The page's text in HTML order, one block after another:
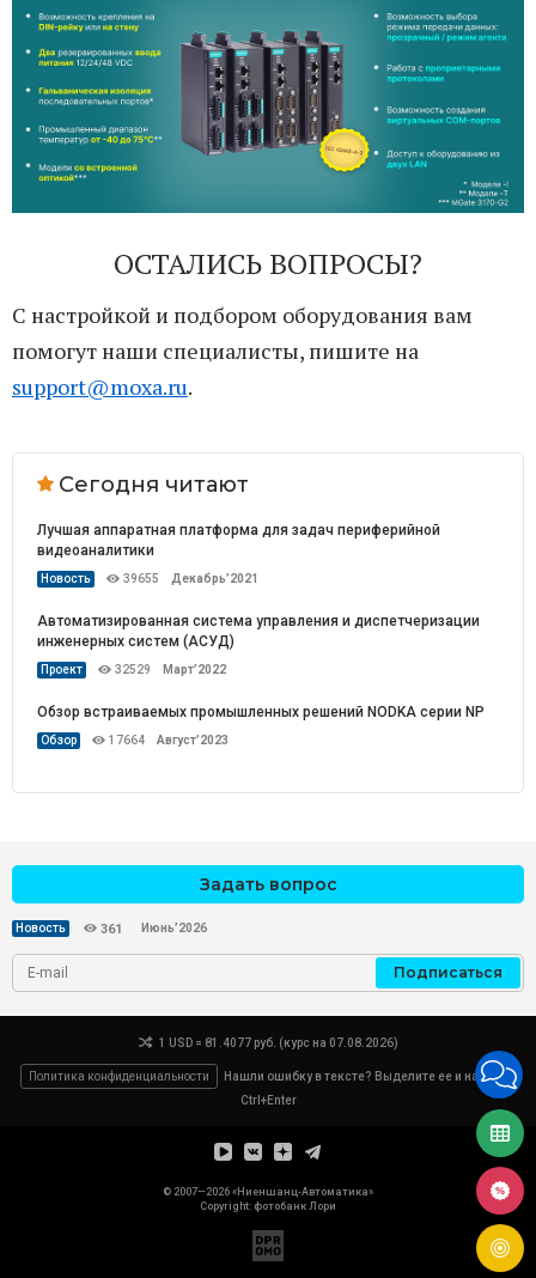
ОСТАЛИСЬ ВОПРОСЫ?
С настройкой и подбором оборудования вам
помогут наши специалисты, пишите на
support@moxa.ru.
Сегодня читают
Лучшая аппаратная платформа для задач периферийной
видеоаналитики
Новость 39655 Декабрь’2021
Автоматизированная система управления и диспетчеризации
инженерных систем (АСУД)
Проект 32529 Март’2022
Обзор встраиваемых промышленных решений NODKA серии NP
Обзор 17664 Август’2023
Задать вопрос
Новость 361 Июнь’2026
Подписаться
1 USD = 81.4077 руб. (курс на 07.08.2026)
Политика конфиденциальности
Нашли ошибку в тексте? Выделите ее и нажмите
Ctrl+Enter
© 2007—2026 «Ниеншанц-Автоматика»
Copyright: фотобанк Лори